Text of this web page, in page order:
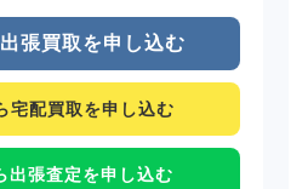
張買取を申し込む
宅配買取を申し込む
出張査定を申し込む